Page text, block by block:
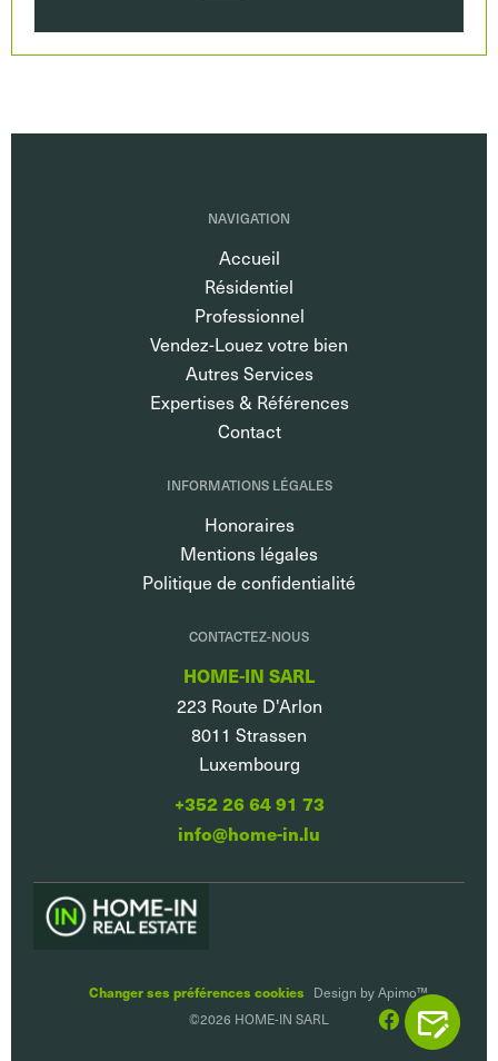
NAVIGATION
Accueil
Résidentiel
Professionnel
Vendez-Louez votre bien
Autres Services
Expertises & Références
Contact
INFORMATIONS LÉGALES
Honoraires
Mentions légales
Politique de confidentialité
CONTACTEZ-NOUS
HOME-IN SARL
223 Route D'Arlon
8011 Strassen
Luxembourg
+352 26 64 91 73
info@home-in.lu
Changer ses préférences cookies Design byApimo™
©2026 HOME-IN SARL